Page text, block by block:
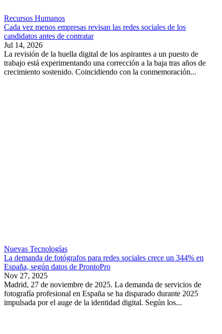
Recursos Humanos
Cada vez menos empresas revisan las redes sociales de los
candidatos antes de contratar
Jul 14, 2026
La revisión de la huella digital de los aspirantes a un puesto de
trabajo está experimentando una corrección a la baja tras años de
crecimiento sostenido. Coincidiendo con la conmemoración...
Nuevas Tecnologías
La demanda de fotógrafos para redes sociales crece un 344% en
España, según datos de ProntoPro
Nov 27, 2025
Madrid, 27 de noviembre de 2025. La demanda de servicios de
fotografía profesional en España se ha disparado durante 2025
impulsada por el auge de la identidad digital. Según los...